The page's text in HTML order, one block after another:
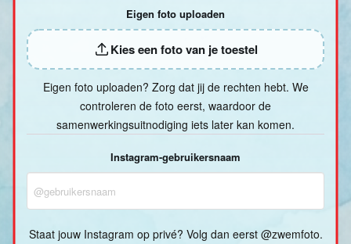
Eigen foto uploaden
Kies een foto van je toestel
Eigen foto uploaden? Zorg dat jij de rechten hebt. We
controleren de foto eerst, waardoor de
samenwerkingsuitnodiging iets later kan komen.
Instagram-gebruikersnaam
Staat jouw Instagram op privé? Volg dan eerst @zwemfoto.